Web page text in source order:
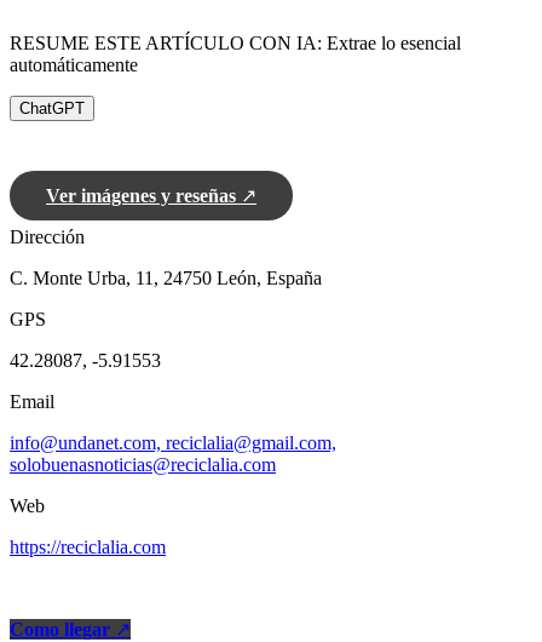
RESUME ESTE ARTÍCULO CON IA: Extrae lo esencial
automáticamente
ChatGPT
Ver imágenes y reseñas ↗
Dirección
C. Monte Urba, 11, 24750 León, España
GPS
42.28087, -5.91553
Email
info@undanet.com, reciclalia@gmail.com,
solobuenasnoticias@reciclalia.com
Web
https://reciclalia.com
Como llegar ↗